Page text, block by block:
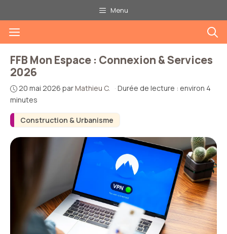
au
contenu
Menu
Menu
Construction & Urbanisme
FFB Mon Espace : Connexion & Services
2026
20 mai 2026 parMathieu C. · Durée de lecture : environ 4
minutes